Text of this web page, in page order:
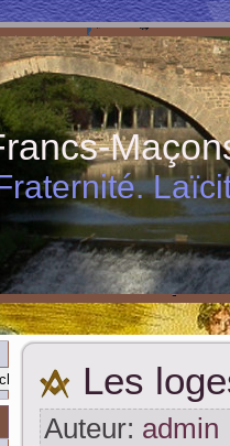
Les
Auteur: admin